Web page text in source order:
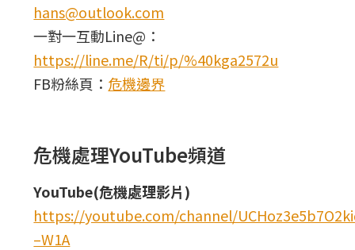
hans@outlook.com
一對一互動Line@：
https://line.me/R/ti/p/%40kga2572u
FB粉絲頁： 危機邊界
危機處理YouTube頻道
YouTube(危機處理影片)
https://youtube.com/channel/
–W1A